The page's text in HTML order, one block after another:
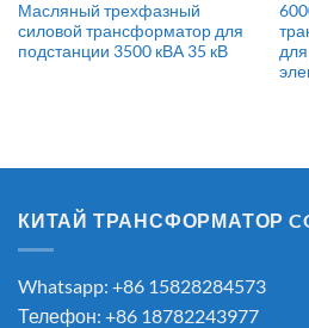
Масляный трехфазный
силовой трансформатор для
подстанции 3500 кВА 35 кВ
КИТАЙ ТРАНСФОРМАТОР
Whatsapp: +86 15828284573
Телефон: +86 18782243977